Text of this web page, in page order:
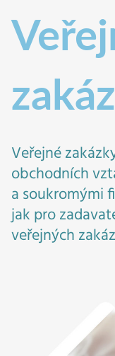
Veřejné
obchodních
a soukromými
jak pro
veřejných